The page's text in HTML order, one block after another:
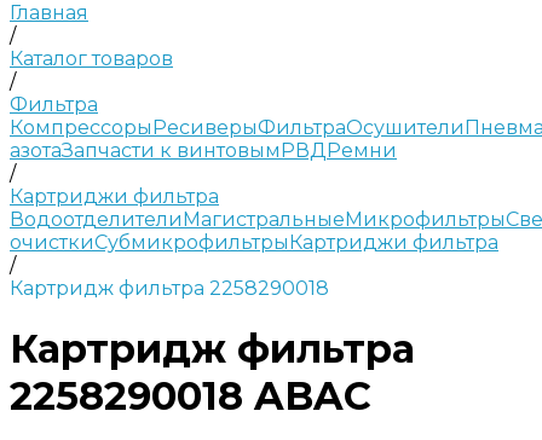
Главная
/
Каталог товаров
/
Фильтра
КомпрессорыРесиверыФильтраОсушители
азотаЗапчасти к винтовымРВДРемни
/
Картриджи фильтра
ВодоотделителиМагистральныеМикрофильтры
очисткиСубмикрофильтрыКартриджи фильтра
/
Картридж фильтра 2258290018
Картридж фильтра
2258290018 ABAC